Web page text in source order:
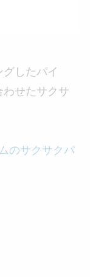
したパイ
わせたサクサ
のサクサクパ